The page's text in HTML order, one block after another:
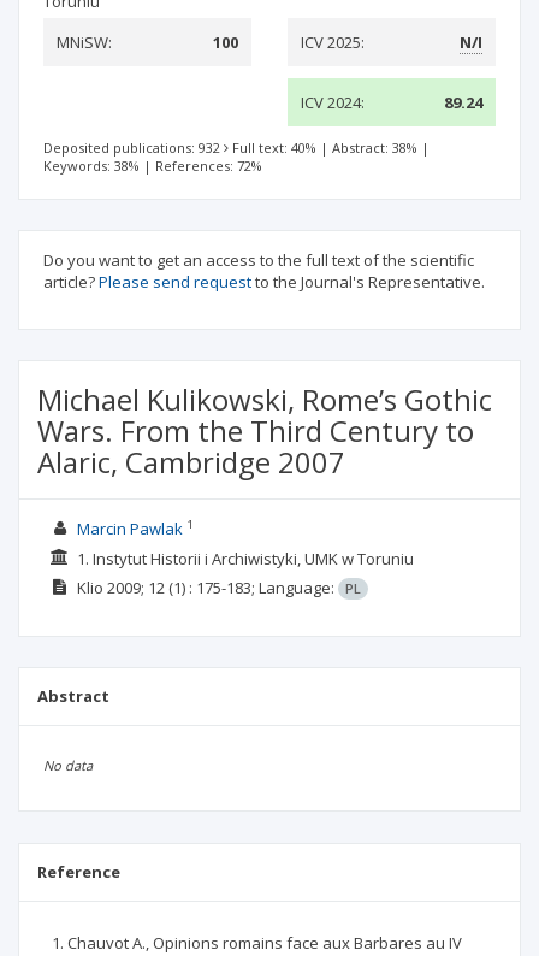
MNiSW:
100 ICV 2025: N/I
ICV 2024: 89.24
Deposited publications: 932 Full text: 40% | Abstract: 38% |
Keywords: 38% | References: 72%
Do you want to get an access to the full text of the scientific
article?Please send requestto the Journal's Representative.
Michael Kulikowski, Rome’s Gothic
Wars. From the Third Century to
Alaric, Cambridge 2007
Marcin Pawlak 1
1. Instytut Historii i Archiwistyki, UMK w Toruniu
Klio 2009; 12(1) : 175-183; Language: PL
Abstract
No data
Reference
Chauvot A., Opinions romains face aux Barbares au IV